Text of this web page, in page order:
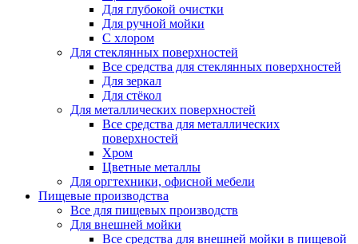
Для глубокой очистки
Для ручной мойки
С хлором
Для стеклянных поверхностей
Все средства для стеклянных поверхностей
Для зеркал
Для стёкол
Для металлических поверхностей
Все средства для металлических
поверхностей
Хром
Цветные металлы
Для оргтехники, офисной мебели
Пищевые производства
Все для пищевых производств
Для внешней мойки
Все средства для внешней мойки в пищевой